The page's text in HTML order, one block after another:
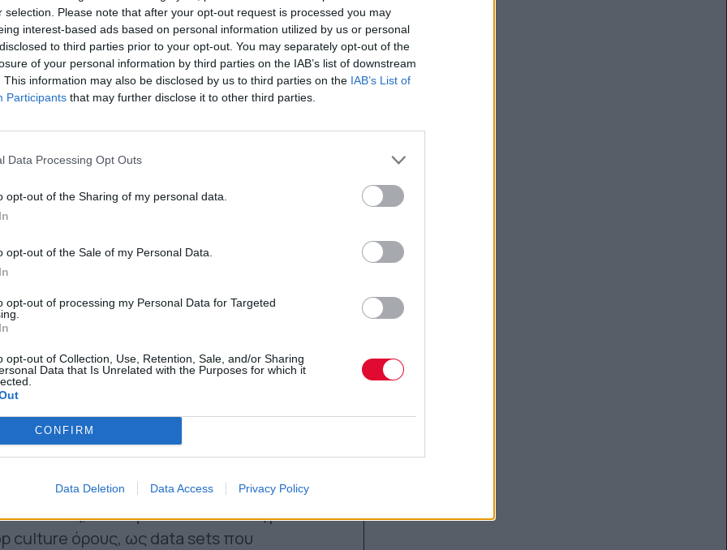
selection. Please note that after your opt-out request is processed you may
interest-based ads based on personal information utilized by us or personal
to third parties prior to your opt-out. You may separately opt-out of the
of your personal information by third parties on the IAB’s list of downstream
This information may also be disclosed by us to third parties on the IAB’s List of
Participants that may further disclose it to other third parties.
Data Processing Opt Outs
opt-out of the Sharing of my personal data.
opt-out of the Sale of my Personal Data.
opt-out of processing my Personal Data for Targeted
opt-out of Collection, Use, Retention, Sale, and/or Sharing
Data that Is Unrelated with the Purposes for which it
CONFIRM
Data Deletion Data Access Privacy Policy
να υπάρχει πολύ μετά από
έρχεται απλώς να μετατρέψει τη
Να σημειωθεί πως το AI avatar
τεχνολογίας στο Λας Βέγκας, την
παραχωρώντας τα δικαιώματα αλλά
του Ozzy, ώστε να τον ρωτάς και
και αντιδρούσε, αν ήταν ακόμη στη
ένα tribute ήταν κάτι σχετικά
album, ένα post από fans που
Τώρα όμως μιλάμε για κάτι
που θολώνει τα όρια ανάμεσα
θεωρούμε αληθινό; Και πόσο θεμιτό
που άφησαν πίσω τους μία
culture όρους, ως data sets που